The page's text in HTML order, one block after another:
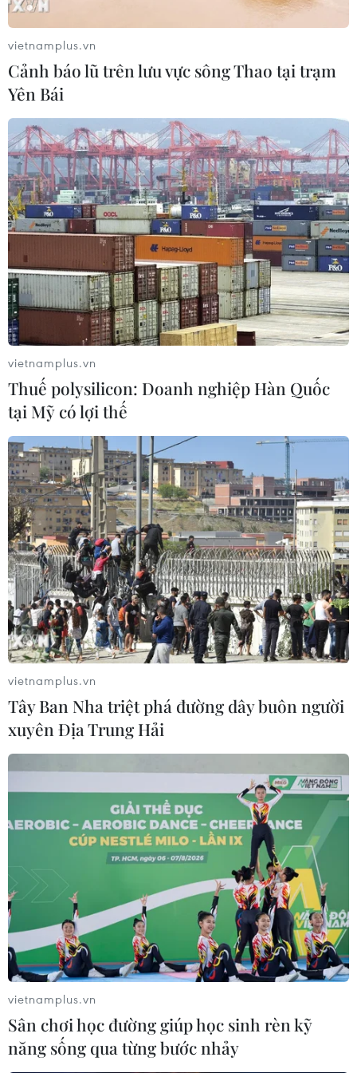
Thích ứng an toàn với COVID-19: Phòng
dịch tốt, không phải chống dịch
24/09/2021 23:21
Lãnh đạo các quận, huyện đều nhấn mạnh hai yếu tố
tiên phong, quyết định kết quả bước đầu phòng, chống
dịch: Tính linh hoạt, không ỷ lại của địa phương và ý
thức tự giác, chủ động của mỗi người dân.
vietnamplus.vn
Cảnh báo lũ trên lưu vực sông Thao tại trạm
Yên Bái
vietnamplus.vn
Thuế polysilicon: Doanh nghiệp Hàn Quốc
tại Mỹ có lợi thế
vietnamplus.vn
Tây Ban Nha triệt phá đường dây buôn người
xuyên Địa Trung Hải
vietnamplus.vn
Sân chơi học đường giúp học sinh rèn kỹ
năng sống qua từng bước nhảy